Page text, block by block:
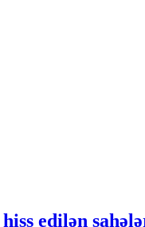
edilən